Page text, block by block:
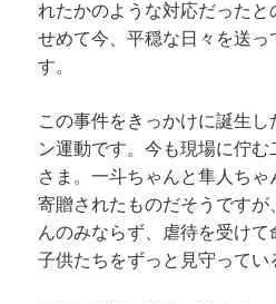
れたかのような対応だったと
せめて今、平穏な日々を送っ
す。
この事件をきっかけに誕生
ン運動です。今も現場に佇
さま。一斗ちゃんと隼人ち
寄贈されたものだそうですが
んのみならず、虐待を受け
子供たちをずっと見守ってい